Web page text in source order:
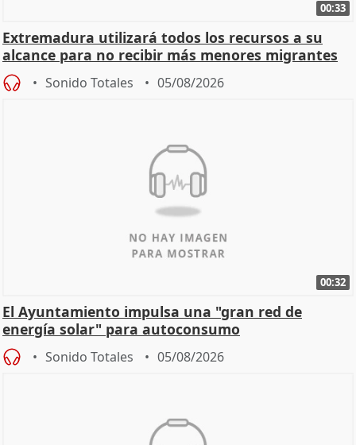
00:33
Extremadura utilizará todos los recursos a su
alcance para no recibir más menores migrantes
Sonido Totales 05/08/2026
00:32
El Ayuntamiento impulsa una "gran red de
energía solar" para autoconsumo
Sonido Totales 05/08/2026